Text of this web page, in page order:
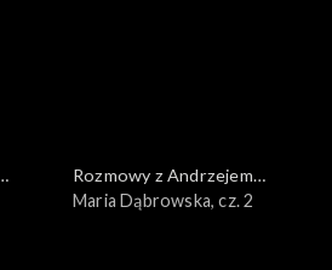
Rozmowy z Andrzejem
Doboszem
Maria Dąbrowska, cz. 2